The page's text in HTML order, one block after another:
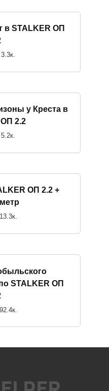
в STALKER ОП
3.3к.
у Креста в
2.2
5.2к.
ОП 2.2 +
13.3к.
STALKER ОП
92.4к.